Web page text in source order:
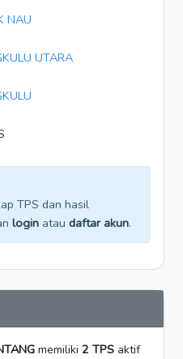
NAU
UTARA
TPS dan hasil
login atau daftar akun.
memiliki 2 TPS aktif